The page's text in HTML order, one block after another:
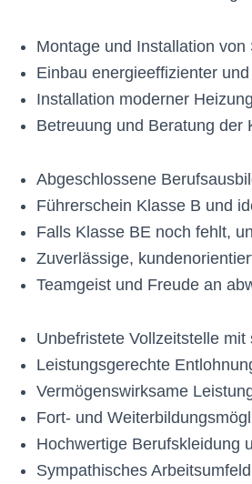
Montage und Installation
Einbau energieeffizienter
Installation moderner
Betreuung und Beratung der
Abgeschlossene
Führerschein Klasse B und
Falls Klasse BE noch fehlt,
Zuverlässige,
Teamgeist und Freude an
Unbefristete Vollzeitstelle
Leistungsgerechte
Vermögenswirksame
Fort- und
Hochwertige Berufskleidung
Sympathisches